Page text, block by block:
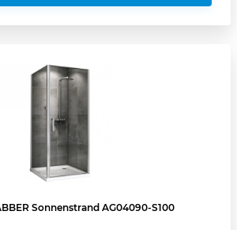
Sonnenstrand AG04090-S100